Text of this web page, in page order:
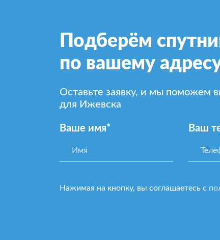
Подберём
по вашему
Оставьте заявку, и мы поможем
для Ижевска
Ваше имя* Ваш
Нажимая на кнопку, вы соглашаетесь с